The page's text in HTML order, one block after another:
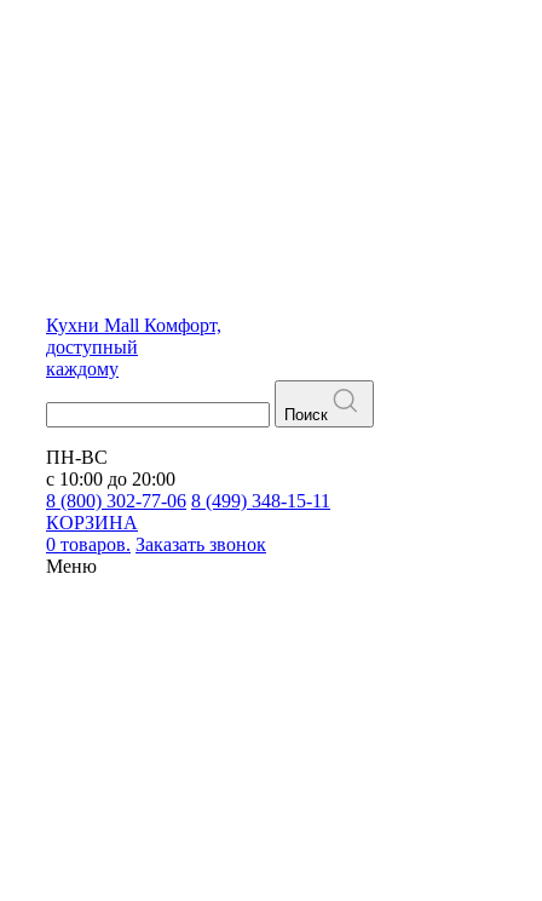
Кухни Mall Комфорт,
доступный
каждому
Поиск
ПН-ВС
с 10:00 до 20:00
8 (800) 302-77-06 8 (499) 348-15-11
КОРЗИНА
0 товаров. Заказать звонок
Меню